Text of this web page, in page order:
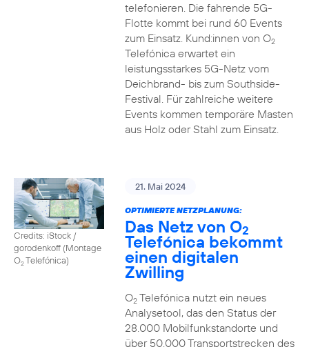
telefonieren. Die fahrende 5G-
Flotte kommt bei rund 60 Events
zum Einsatz. Kund:innen von O2
Telefónica erwartet ein
leistungsstarkes 5G-Netz vom
Deichbrand- bis zum Southside-
Festival. Für zahlreiche weitere
Events kommen temporäre Masten
aus Holz oder Stahl zum Einsatz.
Credits: iStock /
gorodenkoff (Montage
O2Telefónica)
21. Mai 2024
OPTIMIERTE NETZPLANUNG:
Das Netz von O2
Telefónica bekommt
einen digitalen
Zwilling
O2Telefónica nutzt ein neues
Analysetool, das den Status der
28.000 Mobilfunkstandorte und
über 50.000 Transportstrecken des